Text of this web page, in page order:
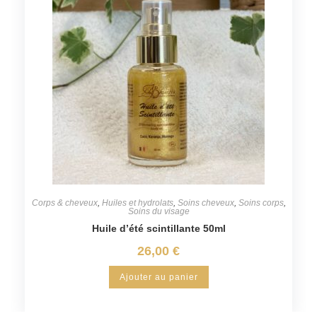
Corps & cheveux, Huiles et hydrolats, Soins cheveux, Soins corps,
Soins du visage
Huile d’été scintillante 50ml
26,00 €
Ajouter au panier